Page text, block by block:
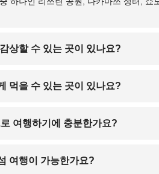
상할 수 있는 곳이 있나요?
갈 수 있는 나오시마, 데시마, 메기지마
먹을 수 있는 곳이 있나요?
큼 사누키 우동이 유명한 지역이며, 현
여행하기에 충분한가요?
까지 포함해 1박 2일 일정으로도 주요
여행이 가능한가요?